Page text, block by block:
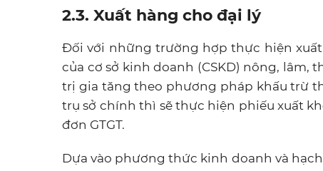
2.3. Xuất hàng cho đại lý
Đối với những trường hợp thực hiện
của cơ sở kinh doanh (CSKD) nông, lâm,
trị gia tăng theo phương pháp khấu trừ
trụ sở chính thì sẽ thực hiện phiếu xuất
đơn GTGT.
Dựa vào phương thức kinh doanh và